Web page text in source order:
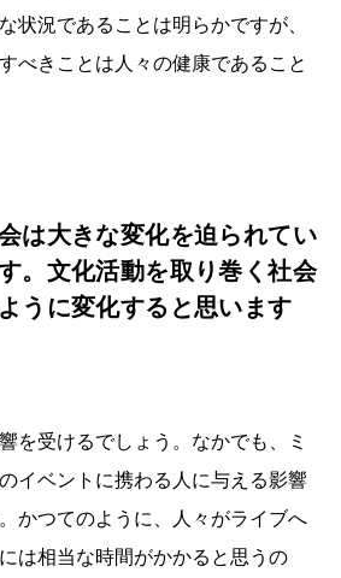
状況であることは明らかですが、
べきことは人々の健康であること
は大きな変化を迫られてい
。文化活動を取り巻く社会
うに変化すると思います
を受けるでしょう。なかでも、ミ
イベントに携わる人に与える影響
かつてのように、人々がライブへ
は相当な時間がかかると思うの